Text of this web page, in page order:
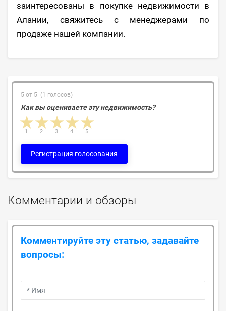
заинтересованы в покупке недвижимости в
Алании, свяжитесь с менеджерами по
продаже нашей компании.
5 от 5 (1 голосов)
Как вы оцениваете эту недвижимость?
4 stars
3 stars
2 stars
1 star 5
4
3
2
1
Регистрация голосования
Комментарии и обзоры
Комментируйте эту статью, задавайте
вопросы: